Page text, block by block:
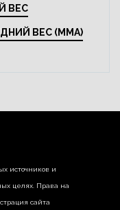
ВЕС
ВЕС (MMA)
источников и
целях. Права на
сайта